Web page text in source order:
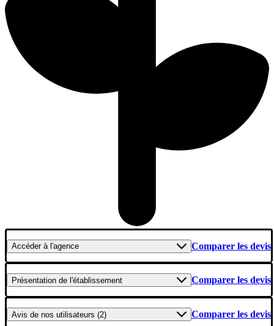
Accéderà l'agence Comparer les devis
Présentation de l'établissement Comparer les devis
Avis de nos utilisateurs (2) Comparer les devis